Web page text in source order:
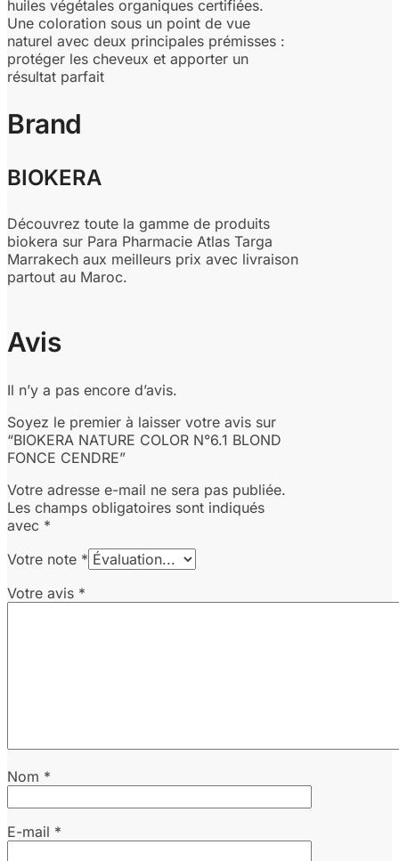
huiles végétales organiques certifiées.
Une coloration sous un point de vue
naturel avec deux principales prémisses :
protéger les cheveux et apporter un
résultat parfait
Brand
BIOKERA
Découvrez toute la gamme de produits
biokera sur Para Pharmacie Atlas Targa
Marrakech aux meilleurs prix avec livraison
partout au Maroc.
Avis
Il n’y a pas encore d’avis.
Soyez le premier à laisser votre avis sur
“BIOKERA NATURE COLOR N°6.1 BLOND
FONCE CENDRE”
Votre adresse e-mail ne sera pas publiée.
Les champs obligatoires sont indiqués
avec *
Votre note *
Votre avis *
Nom *
E-mail *